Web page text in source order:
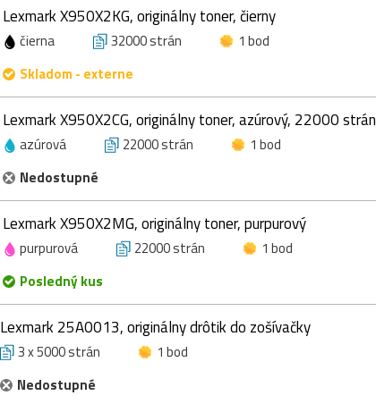
Lexmark X950X2KG, originálny toner, čierny
čierna 32000 strán
1 bod
Skladom - externe
Lexmark X950X2CG, originálny toner, azúrový, 22000 strán
azúrová 22000 strán
1 bod
Nedostupné
Lexmark X950X2MG, originálny toner, purpurový
purpurová 22000 strán
1 bod
Posledný kus
Lexmark 25A0013, originálny drôtik do zošívačky
3 x 5000 strán
1 bod
Nedostupné